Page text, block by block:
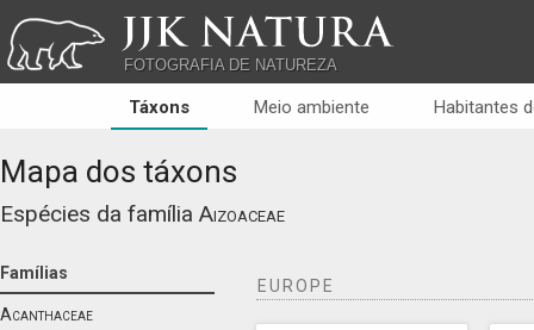
JJK NATURA
FOTOGRAFIA DE NATUREZA
Táxons Meio ambiente Habitantes
Mapa dos táxons
Espécies da família Aizoaceae
Famílias
Acanthaceae
EUROPE